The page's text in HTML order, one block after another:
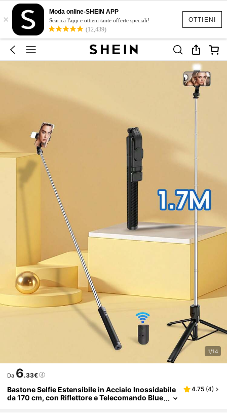
OTTIENI
×
Moda online-SHEIN APP
Scarica l'app e ottieni tante offerte speciali!
(12,439)
1/14
Da 6.33€
Bastone Selfie Estensibile in Acciaio Inossidabile
da 170 cm, con Riflettore e Telecomando Blue
4.75 (4)